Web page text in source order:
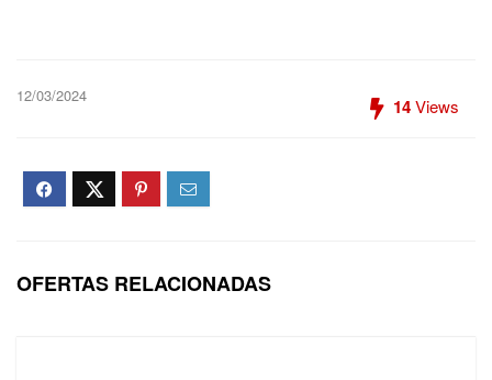
12/03/2024 14Views
OFERTAS RELACIONADAS